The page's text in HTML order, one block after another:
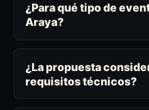
¿Para qué tipo de
Araya?
¿La propuesta
requisitos técnicos?